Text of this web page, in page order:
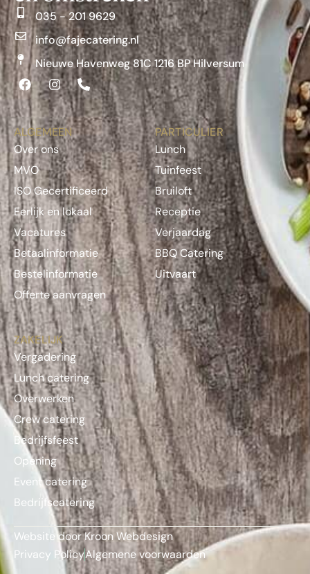
035 - 201 9629
info@fajecatering.nl
Nieuwe Havenweg 81C 1216 BP Hilversum
ALGEMEEN
Over ons
MVO
ISO Gecertificeerd
Eerlijk en lokaal
Vacatures
Betaalinformatie
Bestelinformatie
Offerte aanvragen
PARTICULIER
Lunch
Tuinfeest
Bruiloft
Receptie
Verjaardag
BBQ Catering
Uitvaart
ZAKELIJK
Vergadering
Lunch catering
Overwerken
Crew catering
Bedrijfsfeest
Opening
Event catering
Bedrijfscatering
Website door Kroon Webdesign
Privacy PolicyAlgemene voorwaarden